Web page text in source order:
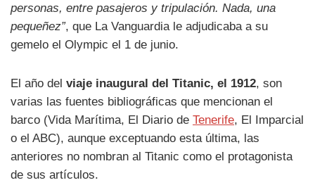
personas, entre pasajeros y tripulación. Nada, una
pequeñez”, que La Vanguardia le adjudicaba a su
gemelo el Olympic el 1 de junio.
El año del viaje inaugural del Titanic, el 1912, son
varias las fuentes bibliográficas que mencionan el
barco (Vida Marítima, El Diario de Tenerife, El Imparcial
o el ABC), aunque exceptuando esta última, las
anteriores no nombran al Titanic como el protagonista
de sus artículos.